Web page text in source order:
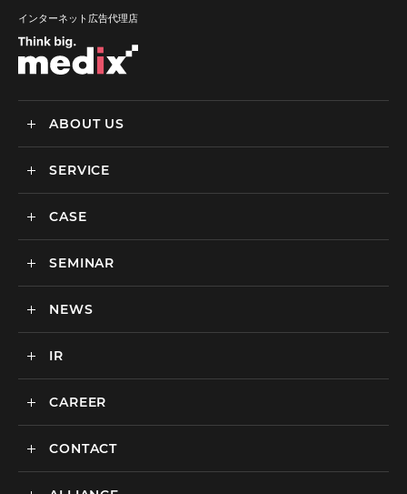
インターネット広告代理店
ABOUT US
メディックスについて
ごあいさつ
SERVICE
サービス
BtoCマーケティング支援
海外マーケティング支援
オリジナルサービス
CASE
実績・事例
SEMINAR
セミナー一覧
NEWS
ニュース一覧
IR
IR情報
CAREER
新卒採用
CONTACT